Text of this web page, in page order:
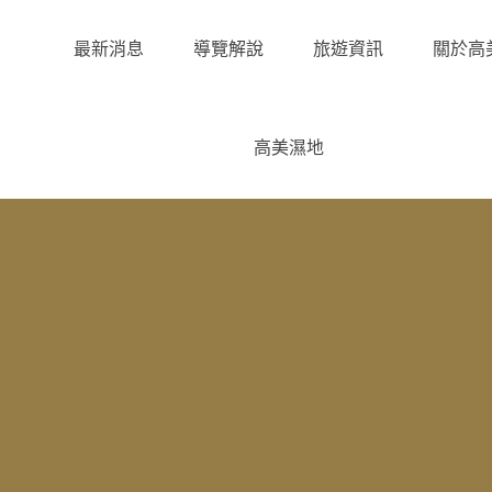
最新消息 導覽解說 旅遊資訊 關於高
高美濕地